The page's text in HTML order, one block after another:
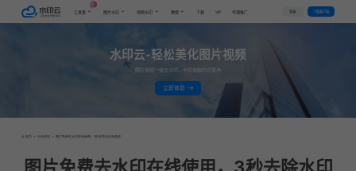
工具集 图片水印 视频水印 教程 下载 VIP 代理推广 登录 下载客户端
水印云-轻松美化图片视频
图片视频一键去水印，手机电脑均可使用
立即体验
首页 > 行业资讯 > 图片免费去水印在线使用，3秒去除水印无痕迹
图片免费去水印在线使用，3秒去除水印